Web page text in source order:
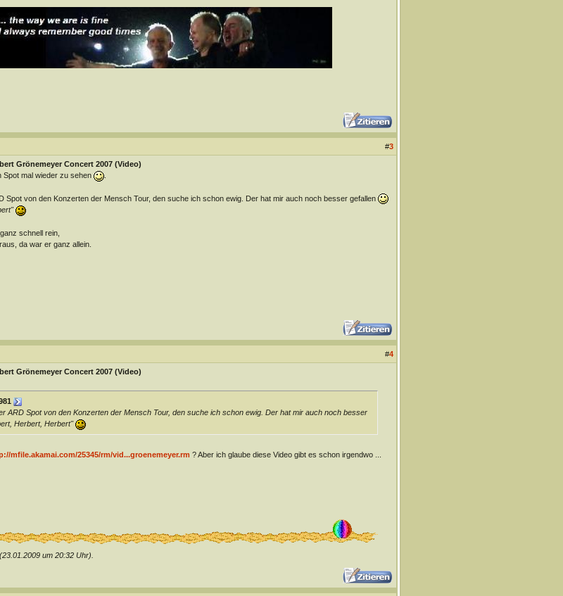
#3
Grönemeyer Concert 2007 (Video)
Spot mal wieder zu sehen
.
Spot von den Konzerten der Mensch Tour, den suche ich schon ewig. Der hat mir auch noch besser gefallen
schnell rein,
da war er ganz allein.
#4
Grönemeyer Concert 2007 (Video)
ARD Spot von den Konzerten der Mensch Tour, den suche ich schon ewig. Der hat mir auch noch besser
Herbert, Herbert"
mfile.akamai.com/25345/rm/vid...groenemeyer.rm ? Aber ich glaube diese Video gibt es schon irgendwo ...
um 20:32Uhr).